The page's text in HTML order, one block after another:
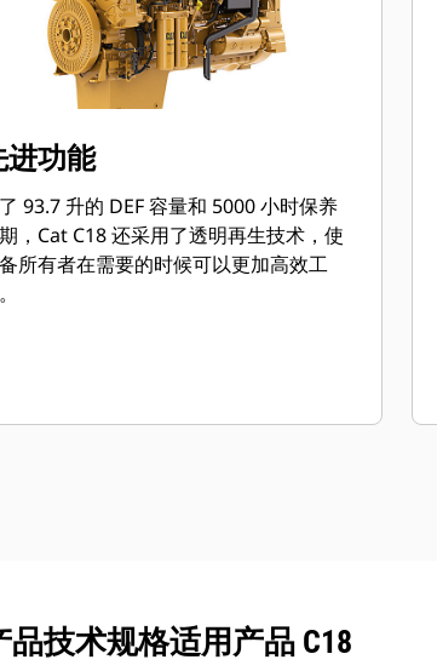
进功能
93.7 升的 DEF 容量和 5000 小时保养
，Cat C18 还采用了透明再生技术，使
所有者在需要的时候可以更加高效工
品技术规格适用产品 C18